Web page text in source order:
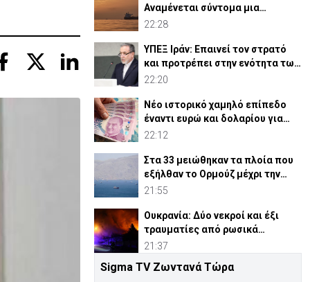
Αναμένεται σύντομα μια
συμφωνία για Ορμούζ
22:28
ΥΠΕΞ Ιράν: Επαινεί τον στρατό
και προτρέπει στην ενότητα των
μουσουλμάνων
22:20
Νέο ιστορικό χαμηλό επίπεδο
έναντι ευρώ και δολαρίου για
τουρκική λίρα
22:12
Στα 33 μειώθηκαν τα πλοία που
εξήλθαν το Ορμούζ μέχρι την
Πέμπτη
21:55
Ουκρανία: Δύο νεκροί και έξι
τραυματίες από ρωσικά
πλήγματα
21:37
ΗΠΑ: Η Γερουσία ενέκρινε νέες
Sigma TV Ζωντανά Τώρα